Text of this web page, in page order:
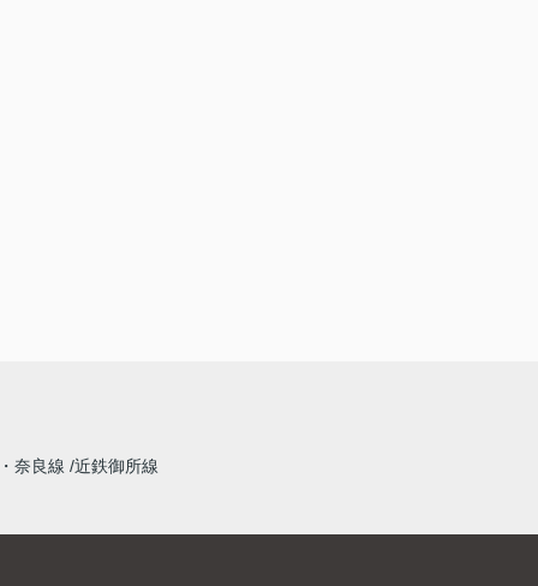
奈良線 近鉄御所線